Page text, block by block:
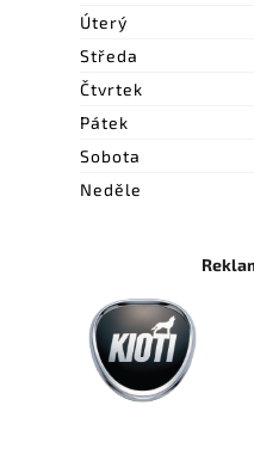
Úterý
Středa
Čtvrtek
Pátek
Sobota
Neděle